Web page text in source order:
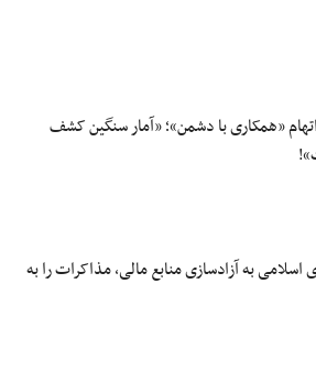
شهروند به اتهام «همکاری با دشمن»؛ «آمار سنگین کشف
به آزادسازی منابع مالی، مذاکرات را به